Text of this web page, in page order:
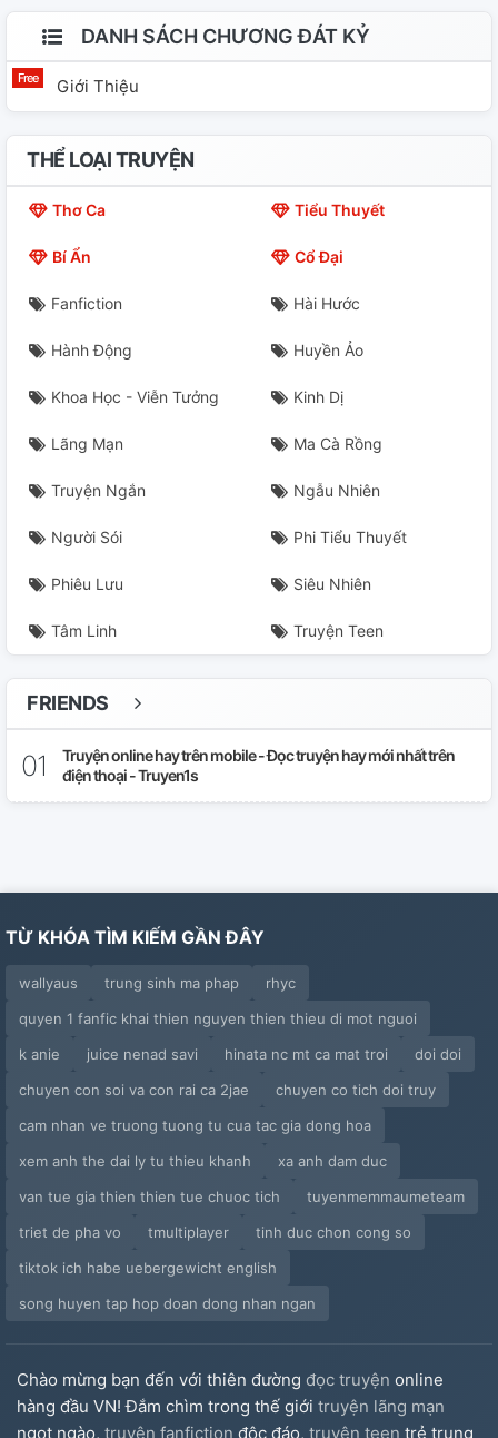
DANH SÁCH CHƯƠNG ĐÁT KỶ
Giới Thiệu
THỂ LOẠI TRUYỆN
Thơ Ca Tiểu Thuyết
Bí Ẩn Cổ Đại
Fanfiction Hài Hước
Hành Động Huyền Ảo
Khoa Học - Viễn Tưởng Kinh Dị
Lãng Mạn Ma Cà Rồng
Truyện Ngắn Ngẫu Nhiên
Người Sói Phi Tiểu Thuyết
Phiêu Lưu Siêu Nhiên
Tâm Linh Truyện Teen
FRIENDS
Truyện online hay trên mobile - Đọc truyện hay mới nhất trên
điện thoại - Truyen1s
TỪ KHÓA TÌM KIẾM GẦN ĐÂY
wallyaus trung sinh ma phap
rhyc
quyen 1 fanfic khai thien nguyen thien thieu di mot nguoi
k anie
juice nenad savi hinata nc mt ca mat troi
doi doi
chuyen con soi va con rai ca 2jae
chuyen co tich doi truy
cam nhan ve truong tuong tu cua tac gia dong hoa
xem anh the dai ly tu thieu khanh
xa anh dam duc
van tue gia thien thien tue chuoc tich
tuyenmemmaumeteam
triet de pha vo
tmultiplayer
tinh duc chon cong so
tiktok ich habe uebergewicht english
song huyen tap hop doan dong nhan ngan
Chào mừng bạn đến với thiên đường đọc truyện online
hàng đầu VN! Đắm chìm trong thế giới truyện lãng mạn
ngọt ngào, truyện fanfiction độc đáo, truyện teen trẻ trung